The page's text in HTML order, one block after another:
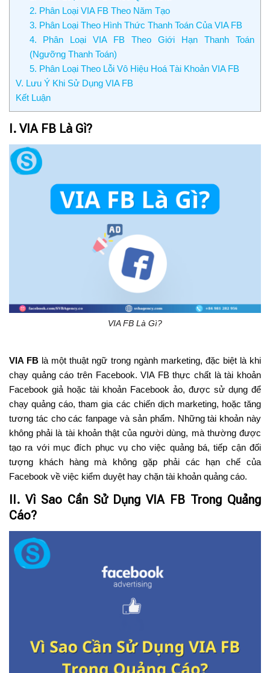
2. Phân Loại VIA FB Theo Năm Tạo
3. Phân Loại Theo Hình Thức Thanh Toán Của VIA FB
4. Phân Loại VIA FB Theo Giới Hạn Thanh Toán
(Ngưỡng Thanh Toán)
5. Phân Loại Theo Lỗi Vô Hiệu Hoá Tài Khoản VIA FB
V. Lưu Ý Khi Sử Dụng VIA FB
Kết Luận
I. VIA FB Là Gì?
VIA FB Là Gì?
VIA FB là một thuật ngữ trong ngành marketing, đặc biệt là khi
chạy quảng cáo trên Facebook. VIA FB thực chất là tài khoản
Facebook giả hoặc tài khoản Facebook ảo, được sử dụng để
chạy quảng cáo, tham gia các chiến dịch marketing, hoặc tăng
tương tác cho các fanpage và sản phẩm. Những tài khoản này
không phải là tài khoản thật của người dùng, mà thường được
tạo ra với mục đích phục vụ cho việc quảng bá, tiếp cận đối
tượng khách hàng mà không gặp phải các hạn chế của
Facebook về việc kiểm duyệt hay chặn tài khoản quảng cáo.
II. Vì Sao Cần Sử Dụng VIA FB Trong Quảng
Cáo?